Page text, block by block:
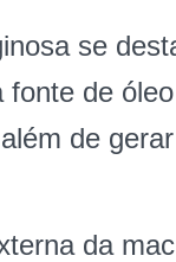
se
fonte de
de
da